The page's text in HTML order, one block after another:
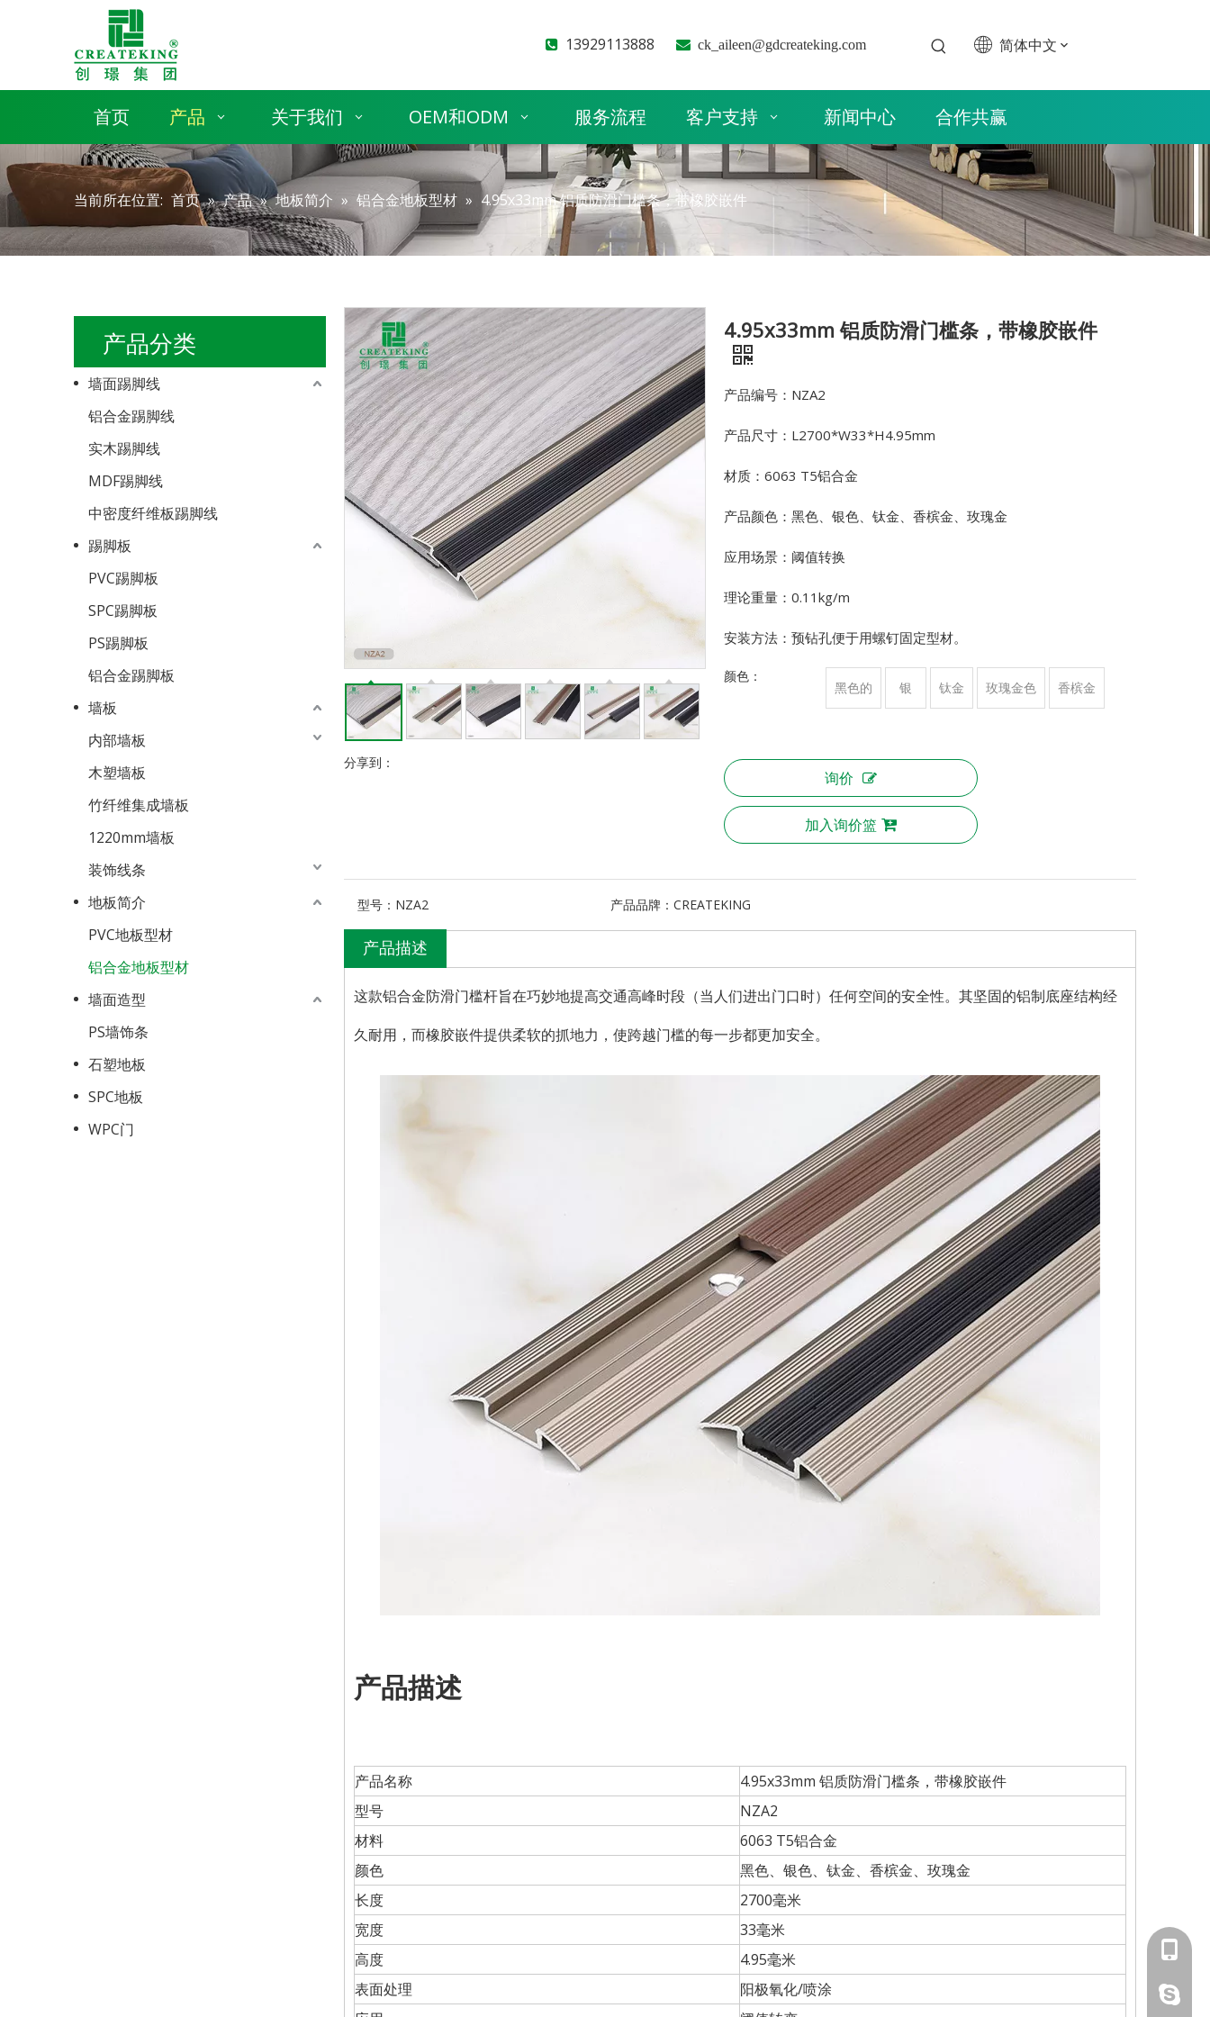
 13929113888  ck_aileen@gdcreateking.com 简体中文
首页 产品 关于我们 OEM和ODM 服务流程 客户支持 新闻中心 合作共赢
当前所在位置: 首页 » 产品 » 地板简介 » 铝合金地板型材 » 4.95x33mm 铝质防滑门槛条，带橡胶嵌件
产品分类
墙面踢脚线
铝合金踢脚线
实木踢脚线
MDF踢脚线
中密度纤维板踢脚线
踢脚板
PVC踢脚板
SPC踢脚板
PS踢脚板
铝合金踢脚板
墙板
内部墙板
木塑墙板
竹纤维集成墙板
1220mm墙板
装饰线条
地板简介
PVC地板型材
铝合金地板型材
墙面造型
PS墙饰条
石塑地板
SPC地板
WPC门
分享到：
4.95x33mm 铝质防滑门槛条，带橡胶嵌件
产品编号：NZA2
产品尺寸：L2700*W33*H4.95mm
材质：6063 T5铝合金
产品颜色：黑色、银色、钛金、香槟金、玫瑰金
应用场景：阈值转换
理论重量：0.11kg/m
安装方法：预钻孔便于用螺钉固定型材。
颜色：
黑色的 银 钛金 玫瑰金色 香槟金
询价
加入询价篮
型号： NZA2 产品品牌： CREATEKING
产品描述
这款铝合金防滑门槛杆旨在巧妙地提高交通高峰时段（当人们进出门口时）任何空间的安全性。其坚固的铝制底座结构经
久耐用，而橡胶嵌件提供柔软的抓地力，使跨越门槛的每一步都更加安全。
产品描述
产品名称
4.95x33mm 铝质防滑门槛条，带橡胶嵌件
型号
NZA2
材料
6063 T5铝合金
颜色
黑色、银色、钛金、香槟金、玫瑰金
长度
2700毫米
宽度
33毫米
高度
4.95毫米
表面处理
阳极氧化/喷涂